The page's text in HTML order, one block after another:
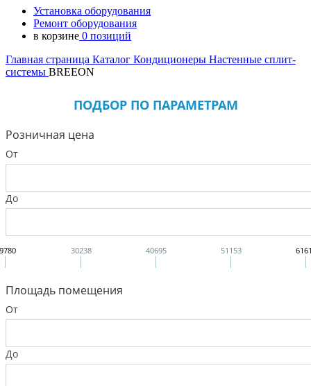
Установка оборудования
Ремонт оборудования
в корзине 0 позиций
Главная страница Каталог Кондиционеры Настенные сплит-
системы BREEON
ПОДБОР ПО ПАРАМЕТРАМ
Розничная цена
От
До
30238 40695 51153
Площадь помещения
От
До